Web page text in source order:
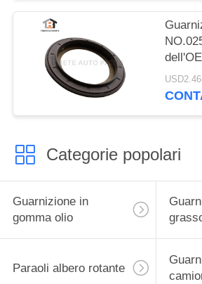
l'asse
Categorie popolari
Guarnizione in
gomma olio
Paraoli albero rotante